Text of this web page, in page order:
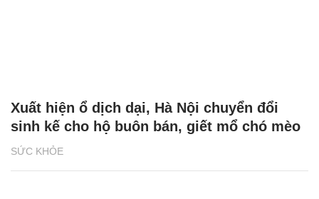
SỨC KHỎE
Xuất hiện ổ dịch dại, Hà Nội chuyển đổi
sinh kế cho hộ buôn bán, giết mổ chó mèo